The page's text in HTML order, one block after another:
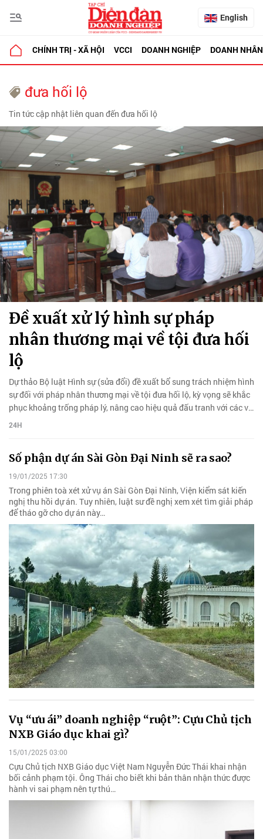
English
CHÍNH TRỊ - XÃ HỘI VCCI DOANH NGHIỆP DOANH NHÂN
đưa hối lộ
Tin tức cập nhật liên quan đến đưa hối lộ
Đề xuất xử lý hình sự pháp
nhân thương mại về tội đưa hối
lộ
Dự thảo Bộ luật Hình sự (sửa đổi) đề xuất bổ sung trách nhiệm hình
sự đối với pháp nhân thương mại về tội đưa hối lộ, kỳ vọng sẽ khắc
phục khoảng trống pháp lý, nâng cao hiệu quả đấu tranh với các vụ
án kinh tế, tham nhũng.
24H
Số phận dự án Sài Gòn Đại Ninh sẽ ra sao?
19/01/2025 17:30
Trong phiên toà xét xử vụ án Sài Gòn Đại Ninh, Viện kiểm sát kiến
nghị thu hồi dự án. Tuy nhiên, luật sư đề nghị xem xét tìm giải pháp
để tháo gỡ cho dự án này…
Vụ “ưu ái” doanh nghiệp “ruột”: Cựu Chủ tịch
NXB Giáo dục khai gì?
15/01/2025 03:00
Cựu Chủ tịch NXB Giáo dục Việt Nam Nguyễn Đức Thái khai nhận
bối cảnh phạm tội. Ông Thái cho biết khi bản thân nhận thức được
hành vi sai phạm nên tự thú…